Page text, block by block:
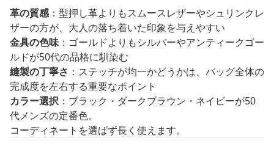
革の質感：型押し革よりもスムースレザーやシュリンクレ
ザーの方が、大人の落ち着いた印象を与えやすい
金具の色味：ゴールドよりもシルバーやアンティークゴー
ルドが50代の品格に馴染む
縫製の丁寧さ ：ステッチが均一かどうかは、バッグ全体の
完成度を左右する重要なポイント
カラー選択 ：ブラック・ダークブラウン・ネイビーが50
代メンズの定番色。
コーディネートを選ばず長く使えます。